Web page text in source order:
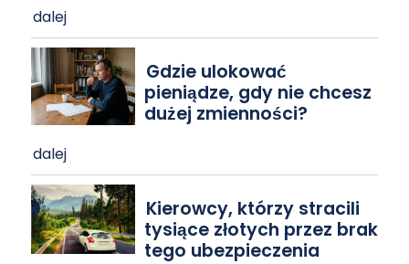
dalej
Gdzie ulokować
pieniądze, gdy nie chcesz
dużej zmienności?
dalej
Kierowcy, którzy stracili
tysiące złotych przez brak
tego ubezpieczenia